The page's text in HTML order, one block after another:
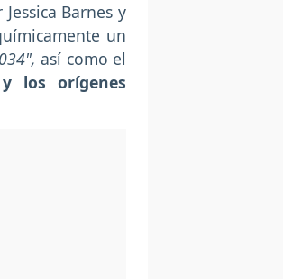
Barnes y
un
así como el
los orígenes